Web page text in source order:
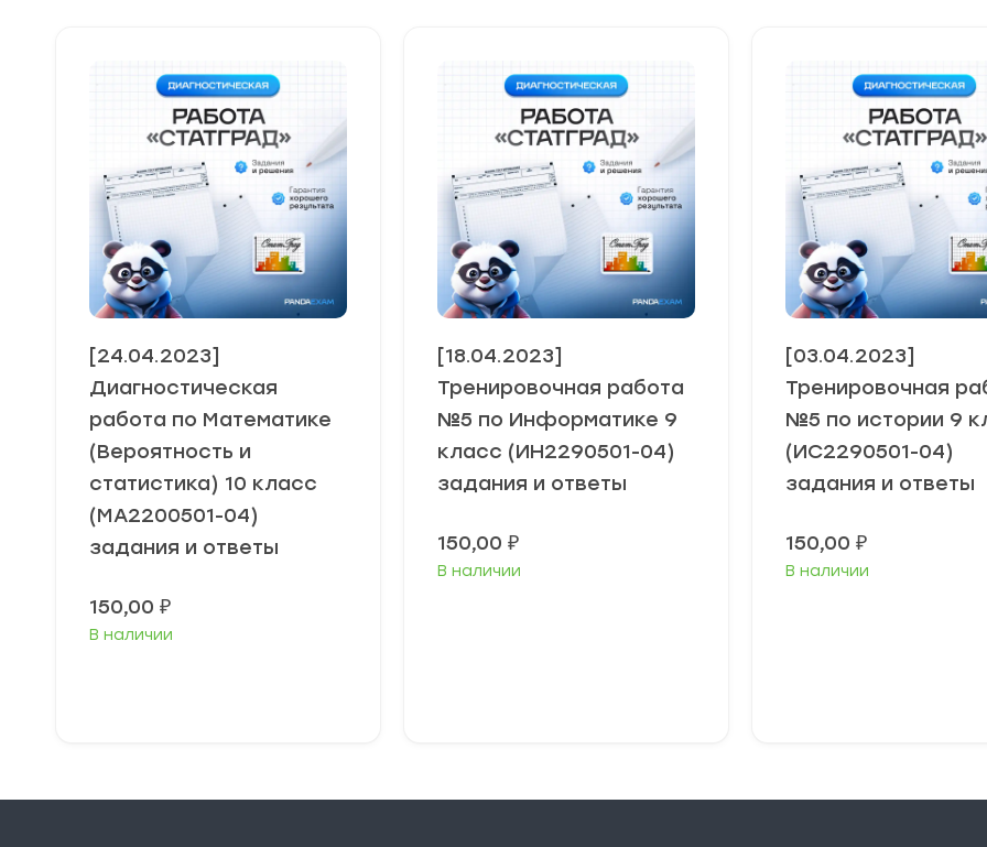
[24.04.2023]
Диагностическая
работа по Математике
(Вероятность и
статистика) 10 класс
(МА2200501-04)
задания и ответы
150,00 ₽
В наличии
[18.04.2023]
Тренировочная работа
№5 по Информатике 9
класс (ИН2290501-04)
задания и ответы
150,00 ₽
В наличии
[03.04.2023]
Тренировочная
№5 по истории 9
(ИС2290501-04)
задания и ответы
150,00 ₽
В наличии